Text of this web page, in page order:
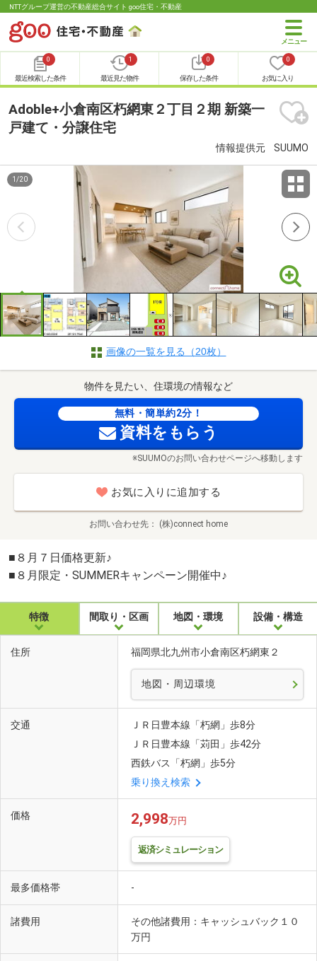
NTTグループ運営の不動産総合サイト goo住宅・不動産
0
最近検索した条件
1
最近見た物件
0
保存した条件
0
お気に入り
Adoble+小倉南区朽網東２丁目２期 新築一
戸建て・分譲住宅
情報提供元 SUUMO
1 /20
画像の一覧を見る（20枚）
物件を見たい、住環境の情報など
無料・簡単約2分！
資料をもらう
※SUUMOのお問い合わせページへ移動します
お気に入りに追加する
お問い合わせ先 (株)connect home
■８月７日価格更新♪
■８月限定・SUMMERキャンペーン開催中♪
特徴 間取り・区画 地図・環境 設備・構造
住所 福岡県北九州市小倉南区朽網東２
地図・周辺環境
交通
ＪＲ日豊本線「朽網」歩8分
ＪＲ日豊本線「苅田」歩42分
西鉄バス「朽網」歩5分
乗り換え検索
価格 2,998万円
返済シミュレーション
最多価格帯 -
諸費用
その他諸費用：キャッシュバック１０
万円